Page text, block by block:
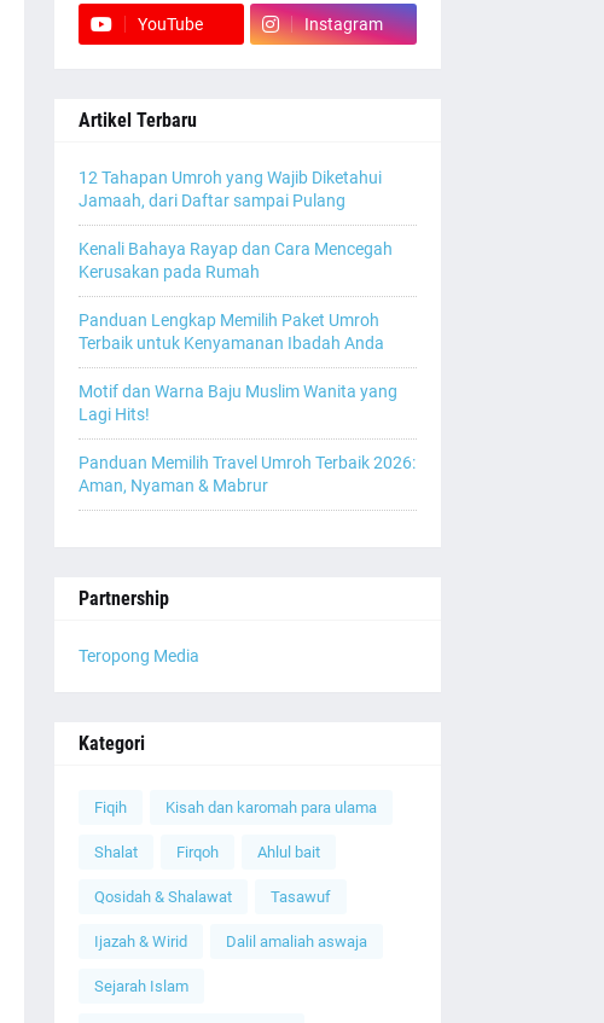
YouTube Instagram
Artikel Terbaru
12 Tahapan Umroh yang Wajib Diketahui
Jamaah, dari Daftar sampai Pulang
Kenali Bahaya Rayap dan Cara Mencegah
Kerusakan pada Rumah
Panduan Lengkap Memilih Paket Umroh
Terbaik untuk Kenyamanan Ibadah Anda
Motif dan Warna Baju Muslim Wanita yang
Lagi Hits!
Panduan Memilih Travel Umroh Terbaik 2026:
Aman, Nyaman & Mabrur
Partnership
Teropong Media
Kategori
Fiqih Kisah dan karomah para ulama
Shalat Firqoh Ahlul bait
Qosidah & Shalawat Tasawuf
Ijazah & Wirid Dalil amaliah aswaja
Sejarah Islam